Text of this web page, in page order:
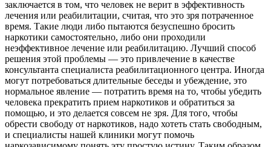
заключается в том, что человек не верит в эффективность
лечения или реабилитации, считая, что это зря потраченное
время. Такие люди либо пытаются безуспешно бросить
наркотики самостоятельно, либо они проходили
неэффективное лечение или реабилитацию. Лучший способ
решения этой проблемы — это привлечение в качестве
консультанта специалиста реабилитационного центра. Иногда
могут потребоваться длительные беседы и убеждение, это
нормальное явление — потратить время на то, чтобы убедить
человека прекратить прием наркотиков и обратиться за
помощью, и это делается совсем не зря. Для того, чтобы
обрести свободу от наркотиков, надо хотеть стать свободным,
и специалисты нашей клиники могут помочь